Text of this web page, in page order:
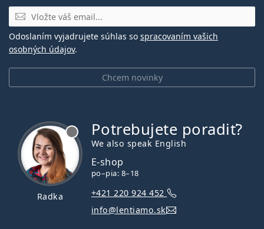
E-mail
Chcem novinky
Odoslaním vyjadrujete súhlas so spracovaním vašich
osobných údajov.
Radka
Potrebujete poradiť?
We also speak English
E-shop
po–pia: 8–18
+421 220 924 452
info@lentiamo.sk